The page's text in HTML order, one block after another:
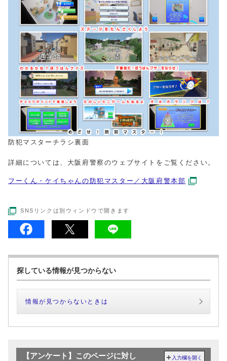
防犯マスターチラシ裏面
詳細については、大阪府警察のウェブサイトをご覧ください。
フーくん・ケイちゃんの防犯マスター／大阪府警本部
SNSリンクは別ウィンドウで開きます
探している情報が見つからない
情報が見つからないときは
【アンケート】このページに対し
入力欄を開く